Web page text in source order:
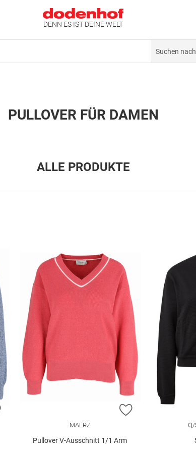
DENN ES IST DEINE WELT
PULLOVER FÜR DAMEN
ALLE PRODUKTE
ZUR WUNSCHLISTE HINZUFÜGEN ZUR
MAERZ
Pullover V-Ausschnitt 1/1 Arm
Q/